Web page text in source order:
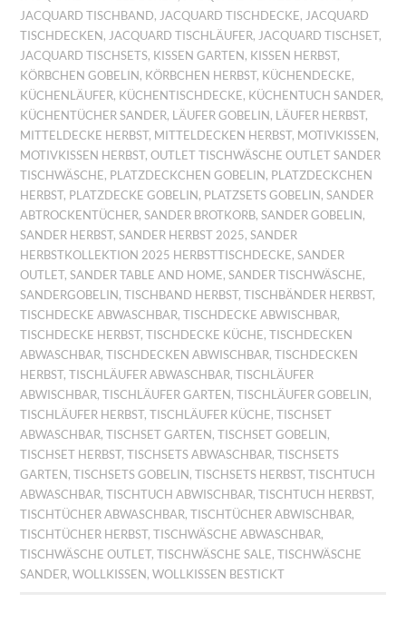
JACQUARD TISCHBAND, JACQUARD TISCHDECKE, JACQUARD
TISCHDECKEN, JACQUARD TISCHLÄUFER, JACQUARD TISCHSET,
JACQUARD TISCHSETS, KISSEN GARTEN, KISSEN HERBST,
KÖRBCHEN GOBELIN, KÖRBCHEN HERBST, KÜCHENDECKE,
KÜCHENLÄUFER, KÜCHENTISCHDECKE, KÜCHENTUCH SANDER,
KÜCHENTÜCHER SANDER, LÄUFER GOBELIN, LÄUFER HERBST,
MITTELDECKE HERBST, MITTELDECKEN HERBST, MOTIVKISSEN,
MOTIVKISSEN HERBST,OUTLET TISCHWÄSCHE OUTLET SANDER
TISCHWÄSCHE, PLATZDECKCHEN GOBELIN, PLATZDECKCHEN
HERBST, PLATZDECKE GOBELIN, PLATZSETS GOBELIN,SANDER
ABTROCKENTÜCHER,SANDER BROTKORB,SANDER GOBELIN,
SANDER HERBST,SANDER HERBST 2025,SANDER
HERBSTKOLLEKTION 2025 HERBSTTISCHDECKE,SANDER
OUTLET,SANDER TABLE AND HOME,SANDER TISCHWÄSCHE,
SANDERGOBELIN,TISCHBAND HERBST,TISCHBÄNDER HERBST,
TISCHDECKE ABWASCHBAR,TISCHDECKE ABWISCHBAR,
TISCHDECKE HERBST,TISCHDECKE KÜCHE,TISCHDECKEN
ABWASCHBAR,TISCHDECKEN ABWISCHBAR,TISCHDECKEN
HERBST,TISCHLÄUFER ABWASCHBAR,TISCHLÄUFER
ABWISCHBAR,TISCHLÄUFER GARTEN,TISCHLÄUFER GOBELIN,
TISCHLÄUFER HERBST,TISCHLÄUFER KÜCHE,TISCHSET
ABWASCHBAR,TISCHSET GARTEN,TISCHSET GOBELIN,
TISCHSET HERBST,TISCHSETS ABWASCHBAR,TISCHSETS
GARTEN,TISCHSETS GOBELIN,TISCHSETS HERBST,TISCHTUCH
ABWASCHBAR,TISCHTUCH ABWISCHBAR,TISCHTUCH HERBST,
TISCHTÜCHER ABWASCHBAR,TISCHTÜCHER ABWISCHBAR,
TISCHTÜCHER HERBST,TISCHWÄSCHE ABWASCHBAR,
TISCHWÄSCHE OUTLET,TISCHWÄSCHE SALE,TISCHWÄSCHE
SANDER,WOLLKISSEN,WOLLKISSEN BESTICKT